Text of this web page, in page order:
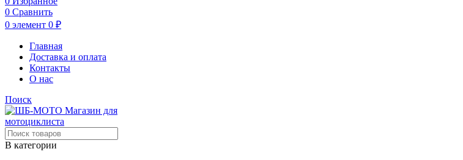
0 Сравнить
0 элемент 0 ₽
Главная
Доставка и оплата
Контакты
О нас
Поиск
В категории